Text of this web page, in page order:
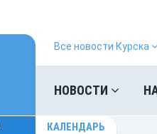
Все новости Курска
НОВОСТИ
КАЛЕНДАРЬ